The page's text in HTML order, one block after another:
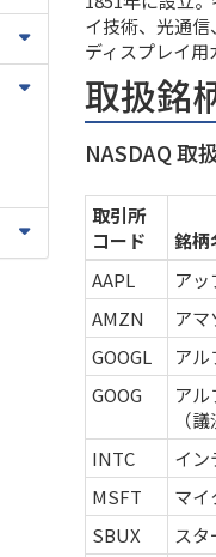
イ技術、光通
ディスプレイ用
取扱銘
NASDAQ 取
取引所
コード
銘柄
AAPL
アッ
AMZN
ア
GOOGL
ア
GOOG
ア
（
INTC イン
MSFT
マイ
SBUX
スタ